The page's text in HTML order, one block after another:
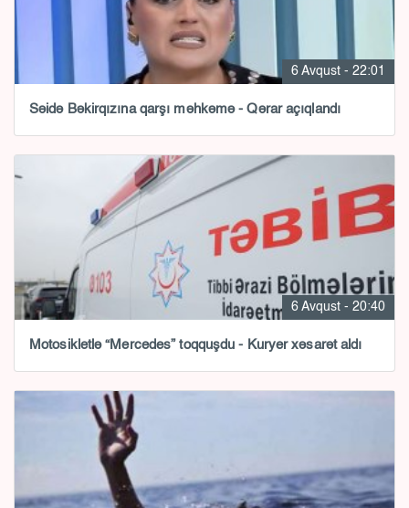
6 Avqust - 22:01
Səidə Bəkirqızına qarşı məhkəmə - Qərar açıqlandı
6 Avqust - 20:40
Motosikletlə “Mercedes” toqquşdu - Kuryer xəsarət aldı